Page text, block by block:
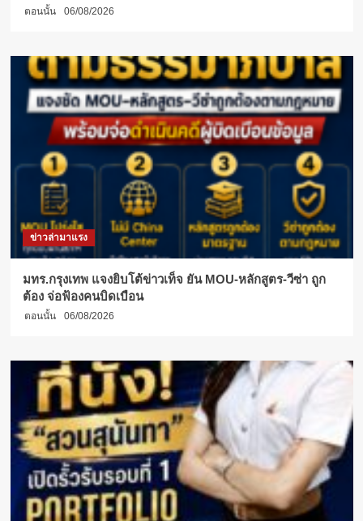
ตอนนั้น 06/08/2026
ข่าวล่ามาแรง
มทร.กรุงเทพ แจงยิบโต้ข่าวเท็จ ยัน MOU-หลักสูตร-วีซ่า ถูก
ต้อง จ่อฟ้องคนบิดเบือน
ตอนนั้น 06/08/2026